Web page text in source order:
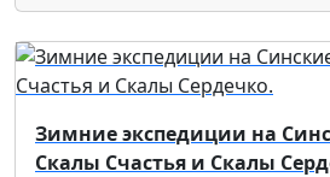
Зимние экспедиции на
Скалы Счастья и Скалы